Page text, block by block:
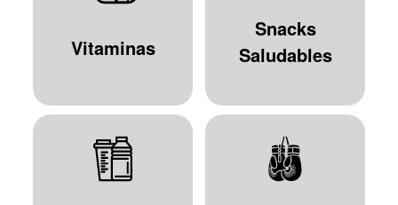
Vitaminas
Snacks
Saludables